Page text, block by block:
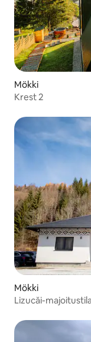
Mökki
Krest 2
Mökki
Lizucăi-